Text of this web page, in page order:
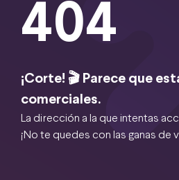
404
¡Corte! 🎬 Parece que
comerciales.
La dirección a la que intentas
¡No te quedes con las ganas de